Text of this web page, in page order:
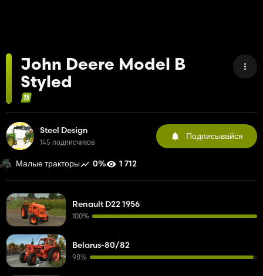
John Deere Model B
Styled
Steel Design
145 подписчиков
Подписывайся
Малые тракторы 0% 1 712
Renault D22 1956
100%
Belarus-80/82
98%